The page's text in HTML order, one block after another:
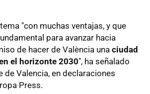
"con muchas ventajas, y que
para avanzar hacia
de hacer de València una ciudad
el horizonte 2030", ha señalado
de Valencia, en declaraciones
Press.